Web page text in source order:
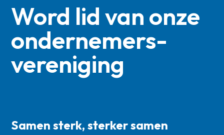
Word lid van onze
ondernemers­
vereniging
Samen sterk, sterker samen